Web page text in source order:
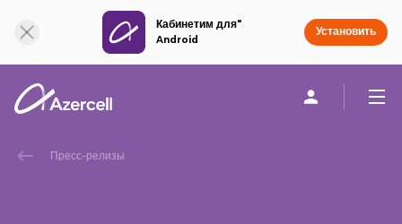
Кабинетим для"
Android
Установить
Частным клиентам
Пресс-релизы
Онлайн поддержка